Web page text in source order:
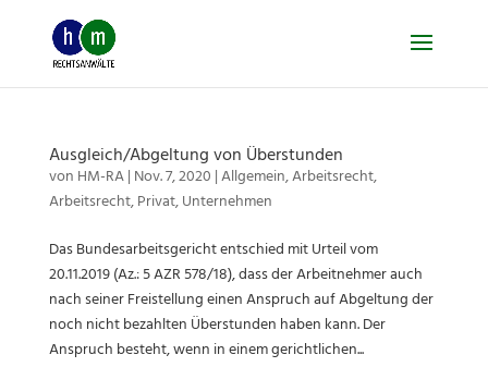
content
Ausgleich/Abgeltung von Überstunden
vonHM-RA|Nov. 7, 2020|Allgemein,Arbeitsrecht,
Arbeitsrecht,Privat,Unternehmen
Das Bundesarbeitsgericht entschied mit Urteil vom
20.11.2019 (Az.: 5 AZR 578/18), dass der Arbeitnehmer auch
nach seiner Freistellung einen Anspruch auf Abgeltung der
noch nicht bezahlten Überstunden haben kann. Der
Anspruch besteht, wenn in einem gerichtlichen...